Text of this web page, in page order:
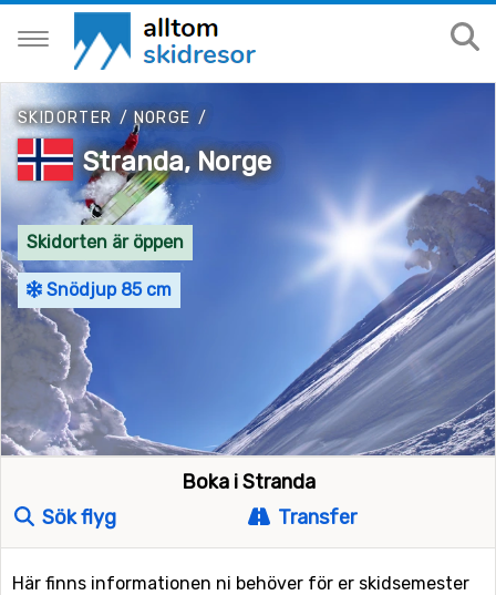
SKIDORTER / NORGE /
Stranda, Norge
Skidorten är öppen
Snödjup 85 cm
Boka i Stranda
Sök flyg
Transfer
Här finns informationen ni behöver för er skidsemester